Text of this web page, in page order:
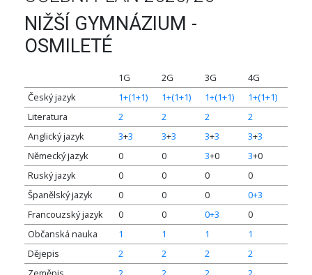
NIŽŠÍ GYMNÁZIUM -
OSMILETÉ
1G 2G 3G
4G
Český jazyk
1+(1+1) 1+(1+1) 1+(1+1)
1+(1+1)
Literatura
2 2 2
2
Anglický jazyk
3+3 3+3 3+3 3+3
Německý jazyk
0 0 3+0 3+0
Ruský jazyk
0 0 0
0
Španělský jazyk
0 0 0
0+3
Francouzský jazyk
0 0 0+3
0
Občanská nauka
1 1 1
1
Dějepis
2 2 2
2